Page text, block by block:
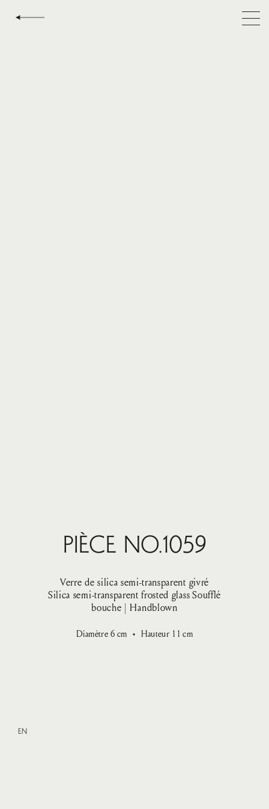
Pièce No.1059
Verre de silica semi-transparent givré
Silica semi-transparent frosted glass Soufflé
bouche | Handblown
Diamètre 6 cm Hauteur 11 cm
EN